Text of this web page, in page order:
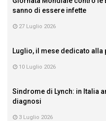
sanno di essere infette
27 Luglio 2026
Luglio, il mese dedicato
10 Luglio 2026
Sindrome di Lynch: in Italia
diagnosi
3 Luglio 2026